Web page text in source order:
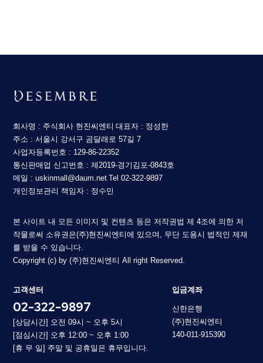
회사명 : 주식회사 현진씨엔티 대표자 : 정성한
주소 : 서울시 강서구 곰달래로 57길 7
사업자등록번호 : 129-86-22352
통신판매업 신고번호 : 제2019-경기김포-0843호
메일 : uskinmall@daum.net Tel 02-322-9897
개인정보관리 책임자 : 정수민
본 사이트 내 모든 이미지 및 컨텐츠 등은 저작권법 제 4조에 의한 저
작물로써 소유권은(주)현진씨엔티에 있으며, 무단 도용시 법적인 제재
를 받을 수 있습니다.
Copyright (c) by (주)현진씨엔티 All right Reserved.
고객센터
02-322-9897
[상담시간] 오전 09시 ~ 오후 5시
[점심시간] 오후 12:00 ~ 오후 1:00
[휴 무 일] 주말 및 공휴일은 휴무입니다.
입금계좌
신한은행
(주)현진씨엔티
140-011-915390